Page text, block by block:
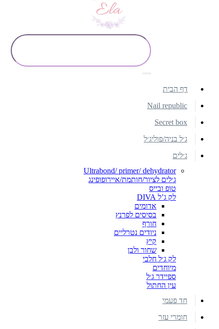
דף הבית
Nail republic
Secret box
ג׳ל בניה/פוליג׳ל
ג׳לים
Ultrabond/ primer/ dehydrator
ג׳לים לציור/חותמת/איירופופינג
טופ ובייס
לק ג’ל DIVA
אדומים
בסיסים לפרנץ
חורף
ניודים נטרליים
קיץ
שחור ולבן
לק ג׳ל חלבי
מיוחדים
ספיידר ג׳ל
עין החתול
חד פעמי
חומרי עזר